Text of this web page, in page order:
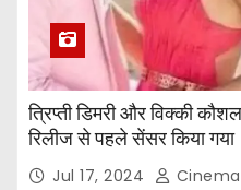
त्रिप्ती डिमरी और विक्की
रिलीज से पहले सेंसर किया गया
Jul 17, 2024